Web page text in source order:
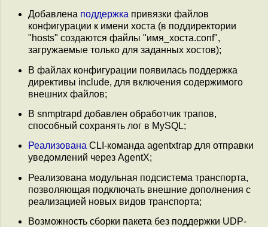
Добавлена поддержка привязки файлов
конфигурации к имени хоста (в поддиректории
"hosts" создаются файлы "имя_хоста.conf",
загружаемые только для заданных хостов);
В файлах конфигурации появилась поддержка
директивы include, для включения содержимого
внешних файлов;
В snmptrapd добавлен обработчик трапов,
способный сохранять лог в MySQL;
Реализована CLI-команда agentxtrap для отправки
уведомлений через AgentX;
Реализована модульная подсистема транспорта,
позволяющая подключать внешние дополнения с
реализацией новых видов транспорта;
Возможность сборки пакета без поддержки UDP-